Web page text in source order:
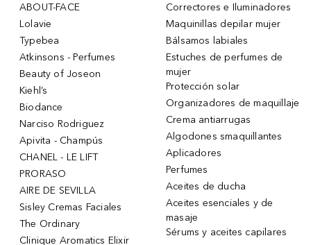
ABOUT-FACE
Lolavie
Typebea
Atkinsons - Perfumes
Beauty of Joseon
Kiehl’s
Biodance
Narciso Rodriguez
Apivita - Champús
CHANEL - LE LIFT
PRORASO
AIRE DE SEVILLA
Sisley Cremas Faciales
The Ordinary
Clinique Aromatics Elixir
Correctores e Iluminadores
Maquinillas depilar mujer
Bálsamos labiales
Estuches de perfumes de
mujer
Protección solar
Organizadores de maquillaje
Crema antiarrugas
Algodones smaquillantes
Aplicadores
Perfumes
Aceites de ducha
Aceites esenciales y de
masaje
Sérums y aceites capilares